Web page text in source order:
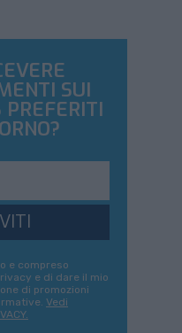
SUI
PREFERITI
e compreso
e di dare il mio
di promozioni
Vedi